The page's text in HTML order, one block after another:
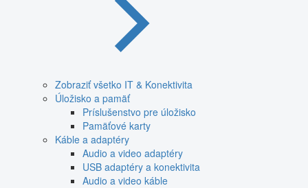
Zobraziť všetko IT & Konektivita
Úložisko a pamäť
Príslušenstvo pre úložisko
Pamäťové karty
Káble a adaptéry
Audio a video adaptéry
USB adaptéry a konektivita
Audio a video káble